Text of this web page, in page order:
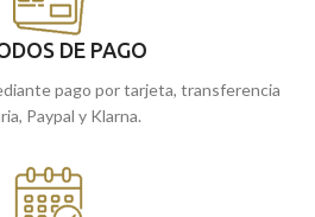
DE PAGO
pago por tarjeta, transferencia
Paypal y Klarna.